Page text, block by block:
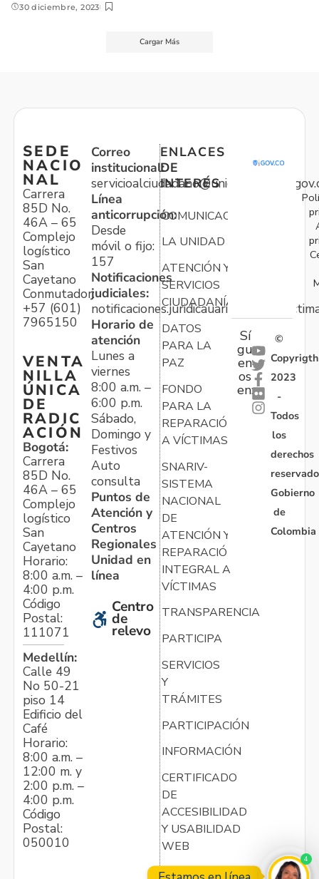
30 diciembre, 2023
Cargar Más
SEDE
NACIO
NAL
Carrera
85D No.
46A – 65
Complejo
logístico
San
Cayetano
Conmutador:
+57 (601)
7965150
VENTA
NILLA
ÚNICA
DE
RADIC
ACIÓN
Bogotá:
Carrera
85D No.
46A – 65
Complejo
logístico
San
Cayetano
Horario:
8:00 a.m. –
4:00 p.m.
Código
Postal:
111071
Medellín:
Calle 49
No 50-21
piso 14
Edificio del
Café
Horario:
8:00 a.m. –
12:00 m. y
2:00 p.m. –
4:00 p.m.
Código
Postal:
050010
Correo
institucional:
Línea
anticorrupción:
Desde
móvil o fijo:
157
Notificaciones
judiciales:
Horario de
atención
Lunes a
viernes
8:00 a.m. –
6:00 p.m.
Sábado,
Domingo y
Festivos
Auto
consulta
Puntos de
Atención y
Centros
Regionales
Unidad en
línea
Centro
de
relevo
ENLACES
DE
INTERÉS
COMUNICACIONES
LA UNIDAD
ATENCIÓN Y
SERVICIOS
CIUDADANÍA
DATOS
PARA LA
PAZ
FONDO
PARA LA
REPARACIÓN
A VÍCTIMAS
SNARIV-
SISTEMA
NACIONAL
DE
ATENCIÓN Y
REPARACIÓN
INTEGRAL A
VÍCTIMAS
TRANSPARENCIA
PARTICIPA
SERVICIOS
Y
TRÁMITES
PARTICIPACIÓN
INFORMACIÓN
CERTIFICADO
DE
ACCESIBILIDAD
Y USABILIDAD
WEB
Sí
gu
en
os
en:
©
Copyrigth
2023
-
Todos
los
derechos
Gobierno
de
Colombia
4